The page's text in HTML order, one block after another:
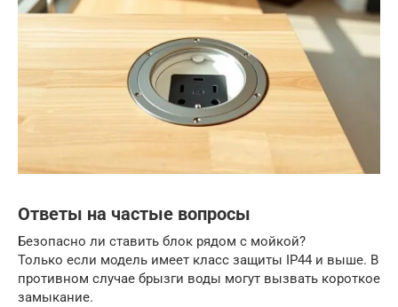
Ответы на частые вопросы
Безопасно ли ставить блок рядом с мойкой?
Только если модель имеет класс защиты IP44 и выше. В
противном случае брызги воды могут вызвать короткое
замыкание.